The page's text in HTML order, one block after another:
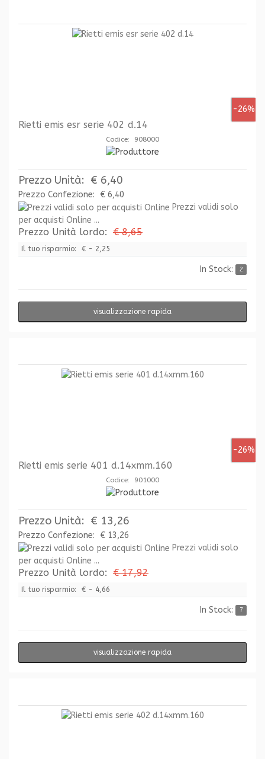
-26%
Rietti emis esr serie 402 d.14
Codice: 908000
Prezzo Unità: € 6,40
Prezzo Confezione:
€ 6,40
Prezzi validi solo
per acquisti Online ...
Prezzo Unità lordo: € 8,65
Il tuo risparmio: € - 2,25
In Stock: 2
visualizzazione rapida
-26%
Rietti emis serie 401 d.14xmm.160
Codice: 901000
Prezzo Unità: € 13,26
Prezzo Confezione:
€ 13,26
Prezzi validi solo
per acquisti Online ...
Prezzo Unità lordo: € 17,92
Il tuo risparmio: € - 4,66
In Stock: 7
visualizzazione rapida